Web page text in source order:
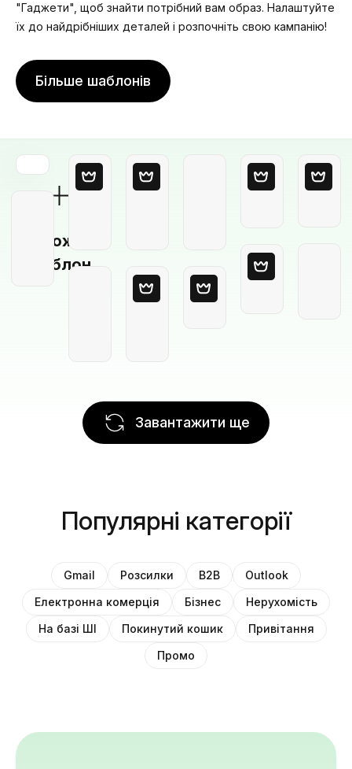
"Гаджети", щоб знайти потрібний вам образ. Налаштуйте
їх до найдрібніших деталей і розпочніть свою кампанію!
Більше шаблонів
Порожній
шаблон
Завантажити ще
Популярні категорії
Gmail Розсилки B2B
Outlook
Електронна комерція
Бізнес
Нерухомість
На базі ШІ
Покинутий кошик
Привітання
Промо